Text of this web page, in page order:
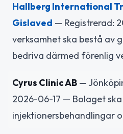
Hallberg International
Gislaved — Registrerad:
verksamhet ska bestå av
bedriva därmed förenlig
Cyrus Clinic AB —
2026-06-17 — Bolaget
injektionersbehandlingar